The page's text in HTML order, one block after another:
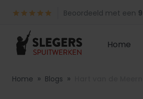
Beoordeeld met een
Home
Home » Blogs »